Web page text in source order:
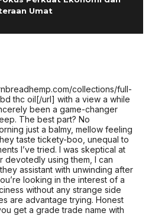
Umat
collections/full-
thc oil[/url] with a view a while
been a game-changer
The best part? No
just a balmy, mellow feeling
taste tickety-boo, unequal to
I’ve tried. I was skeptical at
devotedly using them, I can
assistant with unwinding after
looking in the interest of a
without any strange side
are advantage trying. Honest
get a grade trade name with